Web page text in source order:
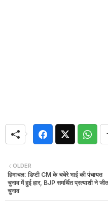
OLDER
हिमाचल: डिप्टी CM के चचेरे भाई की पंचायत
चुनाव में हुई हार, BJP समर्थित प्रत्याशी ने
चुनाव